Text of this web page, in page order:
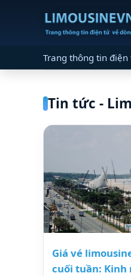
Trang thông tin
Tin tức -
Giá vé
cuối tuần: Kinh